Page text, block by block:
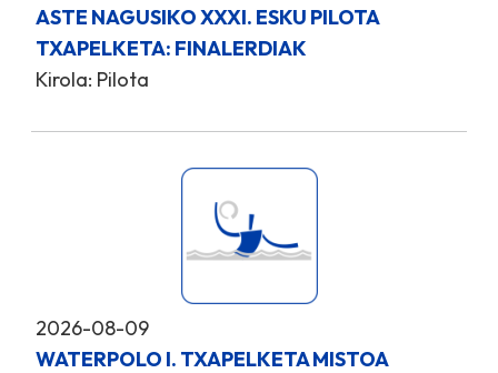
ASTE NAGUSIKO XXXI. ESKU PILOTA
TXAPELKETA: FINALERDIAK
Kirola: Pilota
2026-08-09
WATERPOLO I. TXAPELKETA MISTOA